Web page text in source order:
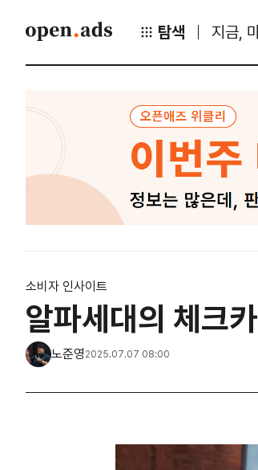
탐색 지금,
소비자 인사이트
알파세대의 체크
노준영 2025.07.07 08:00